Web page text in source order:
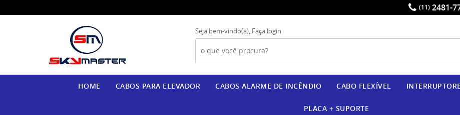
(11) 2481-
Seja bem-vindo(a), Faça login
HOME CABOS PARA ELEVADOR CABOS ALARME DE INCÊNDIO CABO FLEXÍVEL
PLACA + SUPORTE